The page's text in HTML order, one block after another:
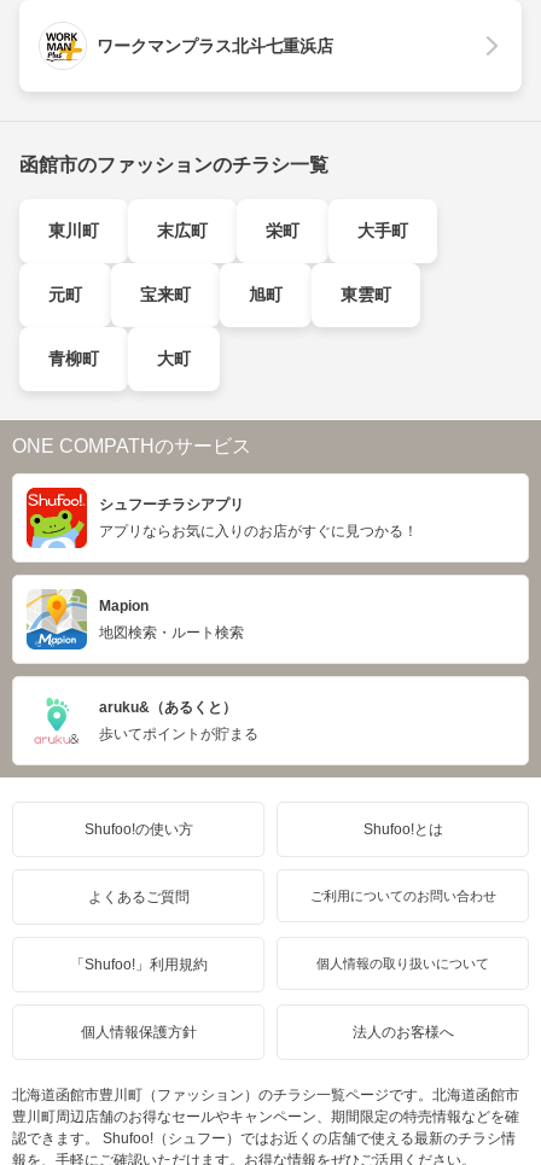
ワークマンプラス北斗七重浜店
函館市のファッションのチラシ一覧
東川町 末広町 栄町 大手町
元町 宝来町 旭町 東雲町
青柳町 大町
ONE COMPATHのサービス
シュフーチラシアプリ
アプリならお気に入りのお店がすぐに見つかる！
Mapion
地図検索・ルート検索
aruku&（あるくと）
歩いてポイントが貯まる
Shufoo!の使い方 Shufoo!とは
よくあるご質問 ご利用についてのお問い合わせ
「Shufoo!」利用規約 個人情報の取り扱いについて
個人情報保護方針 法人のお客様へ
北海道函館市豊川町（ファッション）のチラシ一覧ページです。北海道函館市
豊川町周辺店舗のお得なセールやキャンペーン、期間限定の特売情報などを確
認できます。 Shufoo!（シュフー）ではお近くの店舗で使える最新のチラシ情
報を、手軽にご確認いただけます。お得な情報をぜひご活用ください。